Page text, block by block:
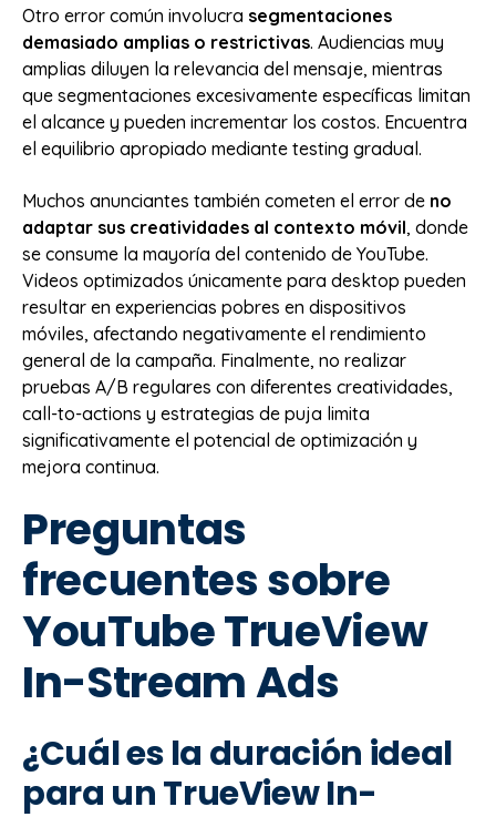
Otro error común involucra segmentaciones
demasiado amplias o restrictivas. Audiencias muy
amplias diluyen la relevancia del mensaje, mientras
que segmentaciones excesivamente específicas limitan
el alcance y pueden incrementar los costos. Encuentra
el equilibrio apropiado mediante testing gradual.
Muchos anunciantes también cometen el error de no
adaptar sus creatividades al contexto móvil, donde
se consume la mayoría del contenido de YouTube.
Videos optimizados únicamente para desktop pueden
resultar en experiencias pobres en dispositivos
móviles, afectando negativamente el rendimiento
general de la campaña. Finalmente, no realizar
pruebas A/B regulares con diferentes creatividades,
call-to-actions y estrategias de puja limita
significativamente el potencial de optimización y
mejora continua.
Preguntas
frecuentes sobre
YouTube TrueView
In-Stream Ads
¿Cuál es la duración ideal
para un TrueView In-